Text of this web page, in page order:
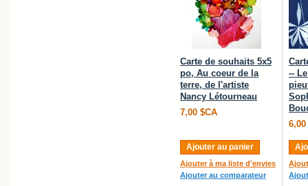
Carte de souhaits 5x5
po, Au coeur de la
terre, de l'artiste
Nancy Létourneau
7,00 $CA
Ajouter au panier
Ajouter à ma liste d'envies
Ajouter au comparateur
--
6,00